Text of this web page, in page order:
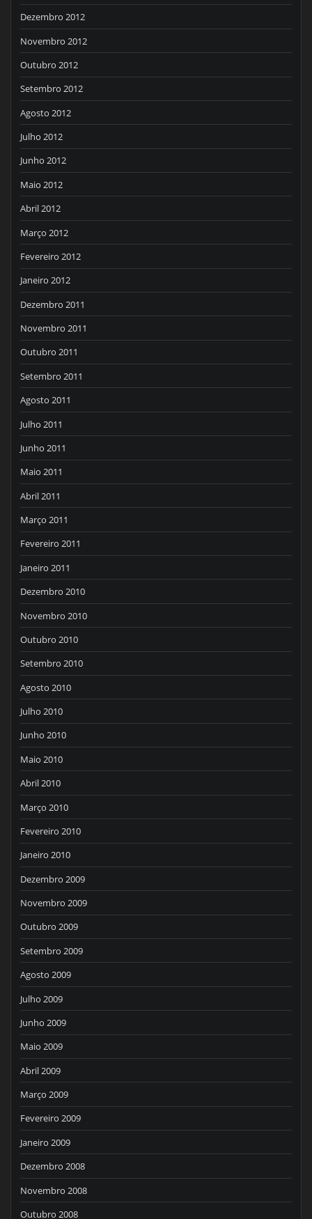
Dezembro 2012
Novembro 2012
Outubro 2012
Setembro 2012
Agosto 2012
Julho 2012
Junho 2012
Maio 2012
Abril 2012
Março 2012
Fevereiro 2012
Janeiro 2012
Dezembro 2011
Novembro 2011
Outubro 2011
Setembro 2011
Agosto 2011
Julho 2011
Junho 2011
Maio 2011
Abril 2011
Março 2011
Fevereiro 2011
Janeiro 2011
Dezembro 2010
Novembro 2010
Outubro 2010
Setembro 2010
Agosto 2010
Julho 2010
Junho 2010
Maio 2010
Abril 2010
Março 2010
Fevereiro 2010
Janeiro 2010
Dezembro 2009
Novembro 2009
Outubro 2009
Setembro 2009
Agosto 2009
Julho 2009
Junho 2009
Maio 2009
Abril 2009
Março 2009
Fevereiro 2009
Janeiro 2009
Dezembro 2008
Novembro 2008
Outubro 2008